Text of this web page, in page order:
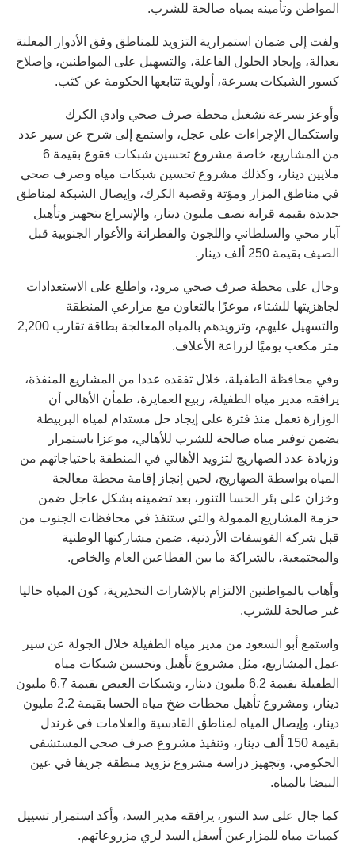
المواطن وتأمينه بمياه صالحة للشرب.
ولفت إلى ضمان استمرارية التزويد للمناطق وفق الأدوار المعلنة
بعدالة، وإيجاد الحلول الفاعلة، والتسهيل على المواطنين، وإصلاح
كسور الشبكات بسرعة، أولوية تتابعها الحكومة عن كثب.
وأوعز بسرعة تشغيل محطة صرف صحي وادي الكرك
واستكمال الإجراءات على عجل، واستمع إلى شرح عن سير عدد
من المشاريع، خاصة مشروع تحسين شبكات فقوع بقيمة 6
ملايين دينار، وكذلك مشروع تحسين شبكات مياه وصرف صحي
في مناطق المزار ومؤتة وقصبة الكرك، وإيصال الشبكة لمناطق
جديدة بقيمة قرابة نصف مليون دينار، والإسراع بتجهيز وتأهيل
آبار محي والسلطاني واللجون والقطرانة والأغوار الجنوبية قبل
الصيف بقيمة 250 ألف دينار.
وجال على محطة صرف صحي مرود، واطلع على الاستعدادات
لجاهزيتها للشتاء، موعزًا بالتعاون مع مزارعي المنطقة
والتسهيل عليهم، وتزويدهم بالمياه المعالجة بطاقة تقارب 2,200
متر مكعب يوميًا لزراعة الأعلاف.
وفي محافظة الطفيلة، خلال تفقده عددا من المشاريع المنفذة،
يرافقه مدير مياه الطفيلة، ربيع العمايرة، طمأن الأهالي أن
الوزارة تعمل منذ فترة على إيجاد حل مستدام لمياه البربيطة
يضمن توفير مياه صالحة للشرب للأهالي، موعزا باستمرار
وزيادة عدد الصهاريج لتزويد الأهالي في المنطقة باحتياجاتهم من
المياه بواسطة الصهاريج، لحين إنجاز إقامة محطة معالجة
وخزان على بئر الحسا التنور، بعد تضمينه بشكل عاجل ضمن
حزمة المشاريع الممولة والتي ستنفذ في محافظات الجنوب من
قبل شركة الفوسفات الأردنية، ضمن مشاركتها الوطنية
والمجتمعية، بالشراكة ما بين القطاعين العام والخاص.
وأهاب بالمواطنين الالتزام بالإشارات التحذيرية، كون المياه حاليا
غير صالحة للشرب.
واستمع أبو السعود من مدير مياه الطفيلة خلال الجولة عن سير
عمل المشاريع، مثل مشروع تأهيل وتحسين شبكات مياه
الطفيلة بقيمة 6.2 مليون دينار، وشبكات العيص بقيمة 6.7 مليون
دينار، ومشروع تأهيل محطات ضخ مياه الحسا بقيمة 2.2 مليون
دينار، وإيصال المياه لمناطق القادسية والعلامات في غرندل
بقيمة 150 ألف دينار، وتنفيذ مشروع صرف صحي المستشفى
الحكومي، وتجهيز دراسة مشروع تزويد منطقة جريفا في عين
البيضا بالمياه.
كما جال على سد التنور، يرافقه مدير السد، وأكد استمرار تسييل
كميات مياه للمزارعين أسفل السد لري مزروعاتهم.